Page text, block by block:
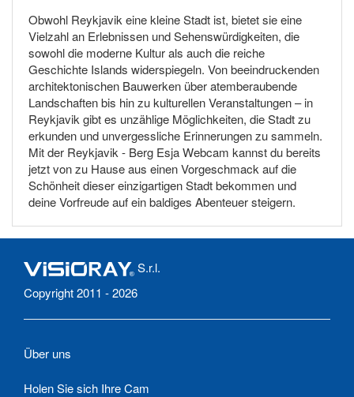
Obwohl Reykjavik eine kleine Stadt ist, bietet sie eine
Vielzahl an Erlebnissen und Sehenswürdigkeiten, die
sowohl die moderne Kultur als auch die reiche
Geschichte Islands widerspiegeln. Von beeindruckenden
architektonischen Bauwerken über atemberaubende
Landschaften bis hin zu kulturellen Veranstaltungen – in
Reykjavik gibt es unzählige Möglichkeiten, die Stadt zu
erkunden und unvergessliche Erinnerungen zu sammeln.
Mit der Reykjavik - Berg Esja Webcam kannst du bereits
jetzt von zu Hause aus einen Vorgeschmack auf die
Schönheit dieser einzigartigen Stadt bekommen und
deine Vorfreude auf ein baldiges Abenteuer steigern.
S.r.l.
Copyright 2011 - 2026
Über uns
Holen Sie sich Ihre Cam